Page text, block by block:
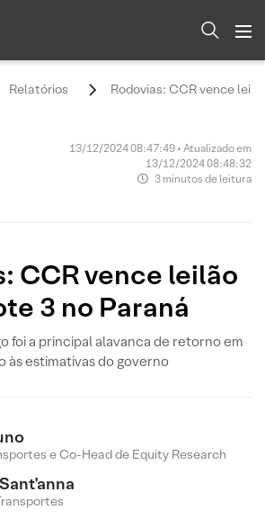
Relatórios Rodovias: CCR vence
13/12/2024 08:47:49 • Atualizado em
13/12/2024 08:48:32
3 minutos de leitura
CCR vence leilão
3 no Paraná
foi a principal alavanca de retorno em
às estimativas do governo
e Co-Head de Equity Research